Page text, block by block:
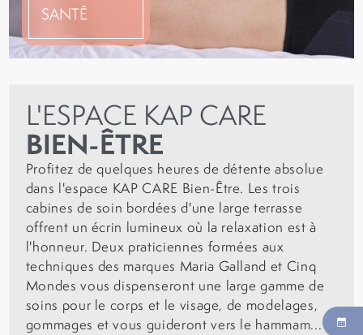
SANTÉ
L'ESPACE KAP CARE
BIEN-ÊTRE
Profitez de quelques heures de détente absolue
dans l'espace KAP CARE Bien-Être. Les trois
cabines de soin bordées d'une large terrasse
offrent un écrin lumineux où la relaxation est à
l'honneur. Deux praticiennes formées aux
techniques des marques Maria Galland et Cinq
Mondes vous dispenseront une large gamme de
soins pour le corps et le visage, de modelages,
gommages et vous guideront vers le hammam...